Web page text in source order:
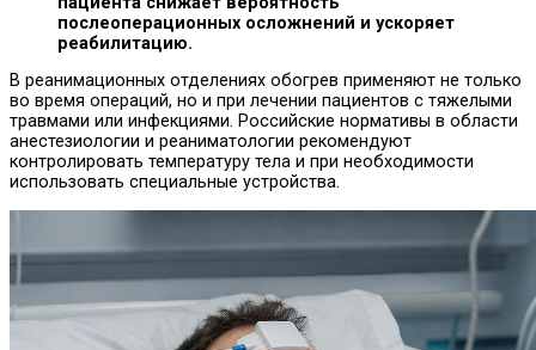
послеоперационных осложнений и ускоряет
реабилитацию.
В реанимационных отделениях обогрев применяют не только
во время операций, но и при лечении пациентов с тяжелыми
травмами или инфекциями. Российские нормативы в области
анестезиологии и реаниматологии рекомендуют
контролировать температуру тела и при необходимости
использовать специальные устройства.